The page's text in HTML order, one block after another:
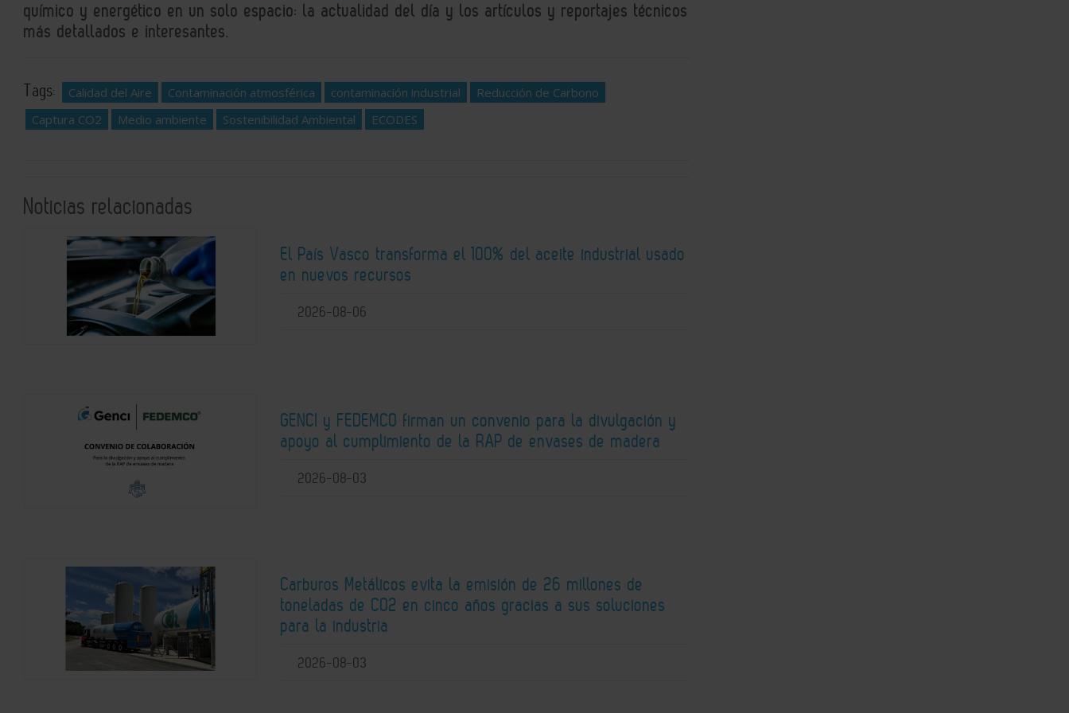
químico y energético en un solo espacio: la actualidad del día y los artículos y reportajes técnicos
más detallados e interesantes.
Tags: Calidad del Aire Contaminación atmosférica contaminación industrial
Reducción de Carbono
Captura CO2
Medio ambiente Sostenibilidad Ambiental ECODES
Noticias relacionadas
El País Vasco transforma el 100% del aceite industrial usado
en nuevos recursos
2026-08-06
GENCI y FEDEMCO firman un convenio para la divulgación y
apoyo al cumplimiento de la RAP de envases de madera
2026-08-03
Carburos Metálicos evita la emisión de 26 millones de
toneladas de CO2 en cinco años gracias a sus soluciones
para la industria
2026-08-03